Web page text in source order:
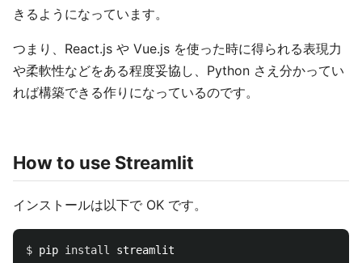
きるようになっています。
つまり、React.js や Vue.js を使った時に得られる表現力
や柔軟性などをある程度妥協し、Python さえ分かってい
れば構築できる作りになっているのです。
How to use Streamlit
インストールは以下で OK です。
$ pip install